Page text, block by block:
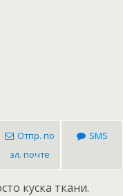
Отпр. по
эл. почте
SMS
куска ткани.